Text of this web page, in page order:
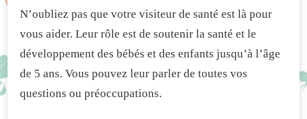
N’oubliez pas que votre visiteur de santé est là pour
vous aider. Leur rôle est de soutenir la santé et le
développement des bébés et des enfants jusqu’à l’âge
de 5 ans. Vous pouvez leur parler de toutes vos
questions ou préoccupations.